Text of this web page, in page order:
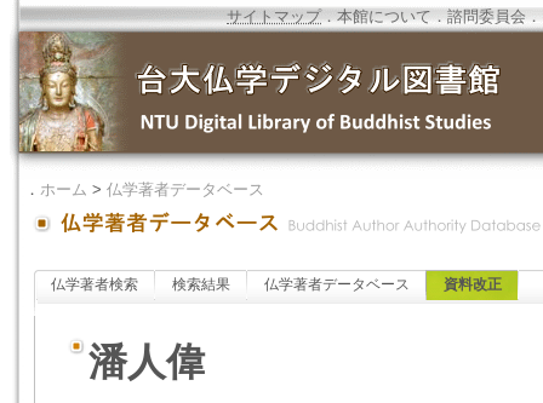
サイトマップ．本館について ．諮問委員会 ．
． ホーム > 仏学著者データベース
仏学著者検索 検索結果 仏学著者データベース 資料改正
潘人偉